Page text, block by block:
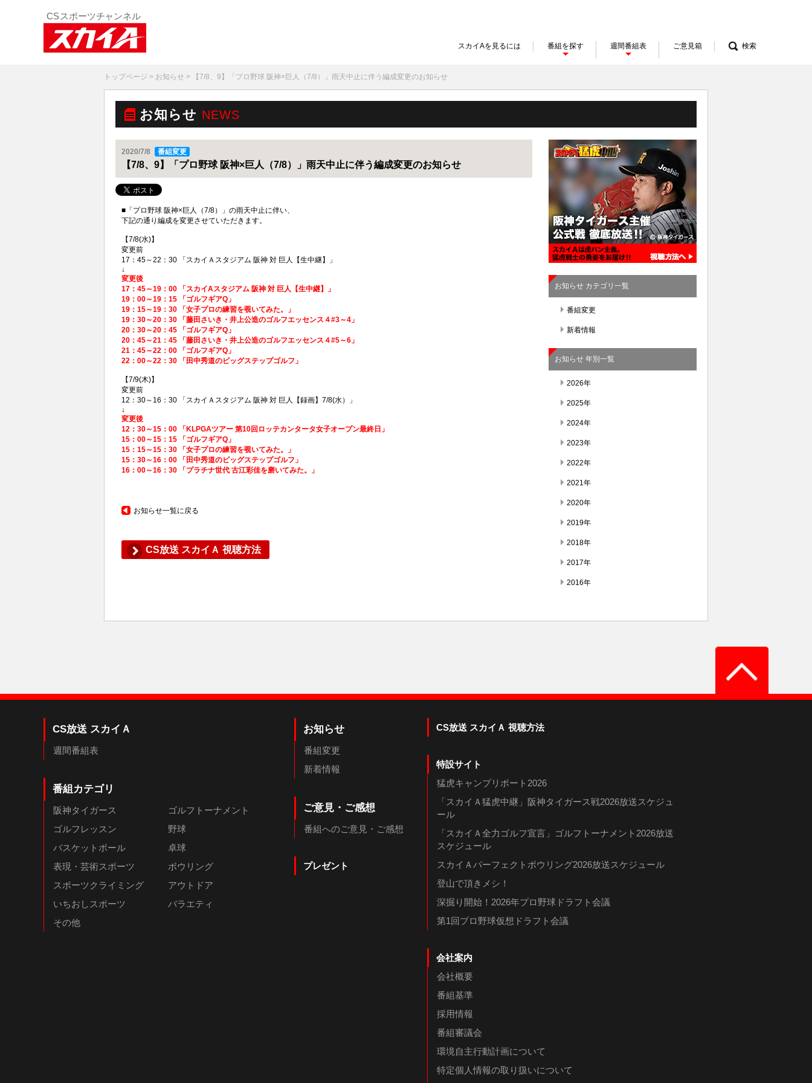
スカイAを見るには 番組を探す 週間番組表 ご意見箱 検索
トップページ > お知らせ > 【7/8、9】「プロ野球 阪神×巨人（7/8）」雨天中止に伴う編成変更のお知らせ
お知らせ NEWS
2020/7/8 番組変更
【7/8、9】「プロ野球 阪神×巨人（7/8）」雨天中止に伴う編成変更のお知らせ
■「プロ野球 阪神×巨人（7/8）」の雨天中止に伴い、
下記の通り編成を変更させていただきます。
【7/8(水)】
変更前
17：45～22：30 「 スカイＡスタジアム 阪神 対 巨人【生中継】
」
↓
変更後
17：45～19：00 「スカイAスタジアム 阪神 対 巨人【生中継】」
19：00～19：15 「ゴルフギアQ」
19：15～19：30 「女子プロの練習を覗いてみた。」
19：30～20：30 「藤田さいき・井上公造のゴルフエッセンス４#3～4」
20：30～20：45 「ゴルフギアQ」
20：45～21：45 「藤田さいき・井上公造のゴルフエッセンス４#5～6」
21：45～22：00 「ゴルフギアQ」
22：00～22：30 「田中秀道のビッグステップゴルフ」
【7/9(木)】
変更前
12：30～16：30 「 スカイＡスタジアム 阪神 対 巨人【録画】7/8(水）
」
↓
変更後
12：30～15：00 「KLPGAツアー 第10回ロッテカンタータ女子オープン最終日」
15：00～15：15 「ゴルフギアQ」
15：15～15：30 「女子プロの練習を覗いてみた。」
15：30～16：00 「田中秀道のビッグステップゴルフ」
16：00～16：30 「プラチナ世代 古江彩佳を磨いてみた。 」
お知らせ一覧に戻る
CS放送 スカイＡ 視聴方法
お知らせ カテゴリ一覧
番組変更
新着情報
お知らせ 年別一覧
2026年
2025年
2024年
2023年
2022年
2021年
2020年
2019年
2018年
2017年
2016年
CS放送 スカイＡ
週間番組表
番組カテゴリ
阪神タイガース
ゴルフトーナメント
ゴルフレッスン
野球
バスケットボール
卓球
表現・芸術スポーツ
ボウリング
スポーツクライミング
アウトドア
いちおしスポーツ
バラエティ
その他
お知らせ
番組変更
新着情報
ご意見・ご感想
番組へのご意見・ご感想
プレゼント
CS放送 スカイＡ 視聴方法
特設サイト
猛虎キャンプリポート2026
「スカイＡ猛虎中継」阪神タイガース戦2026放送スケジュ
ール
「スカイＡ全力ゴルフ宣言」ゴルフトーナメント2026放送
スケジュール
スカイＡパーフェクトボウリング2026放送スケジュール
登山で頂きメシ！
深掘り開始！2026年プロ野球ドラフト会議
第1回プロ野球仮想ドラフト会議
会社案内
会社概要
番組基準
採用情報
番組審議会
環境自主行動計画について
特定個人情報の取り扱いについて